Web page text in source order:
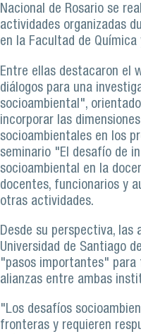
Nacional de Rosario se
actividades organizadas
en la Facultad de Química
Entre ellas destacaron el
diálogos para una
socioambiental",
incorporar las
socioambientales en los
seminario "El desafío de
socioambiental en la
docentes, funcionarios y
otras actividades.
Desde su perspectiva, las
Universidad de Santiago
"pasos importantes"
alianzas entre ambas
"Los desafíos
fronteras y requieren